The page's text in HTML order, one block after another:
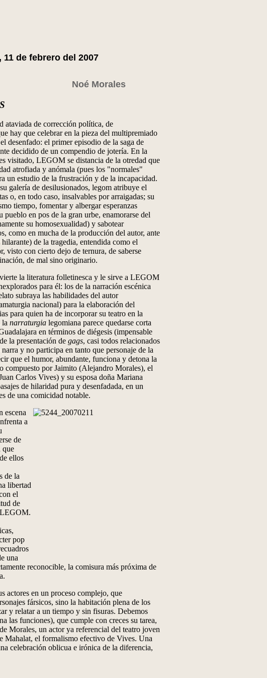
11 de febrero del 2007
Noé Morales
ataviada de corrección política, de
hay que celebrar en la pieza del multipremiado
desenfado: el primer episodio de la saga de
decidido de un compendio de jotería. En la
visitado, LEGOM se distancia de la otredad que
atrofiada y anómala (pues los "normales"
un estudio de la frustración y de la incapacidad.
galería de desilusionados, legom atribuye el
o, en todo caso, insalvables por arraigadas; su
tiempo, fomentar y albergar esperanzas
pueblo en pos de la gran urbe, enamorarse del
su homosexualidad) y sabotear
como en mucha de la producción del autor, ante
de la tragedia, entendida como el
visto con cierto dejo de ternura, de saberse
de mal sino originario.
la literatura folletinesca y le sirve a LEGOM
para él: los de la narración escénica
subraya las habilidades del autor
nacional) para la elaboración del
para quien ha de incorporar su teatro en la
la narraturgia legomiana parece quedarse corta
en términos de diégesis (impensable
la presentación de gags, casi todos relacionados
y no participa en tanto que personaje de la
que el humor, abundante, funciona y detona la
compuesto por Jaimito (Alejandro Morales), el
Carlos Vives) y su esposa doña Mariana
de hilaridad pura y desenfadada, en un
de una comicidad notable.
escena
a
de
que
ellos
de la
libertad
el
de
LEGOM.
pop
una
reconocible, la comisura más próxima de
actores en un proceso complejo, que
fársicos, sino la habitación plena de los
y relatar a un tiempo y sin fisuras. Debemos
las funciones), que cumple con creces su tarea,
Morales, un actor ya referencial del teatro joven
Mahalat, el formalismo efectivo de Vives. Una
celebración oblicua e irónica de la diferencia,